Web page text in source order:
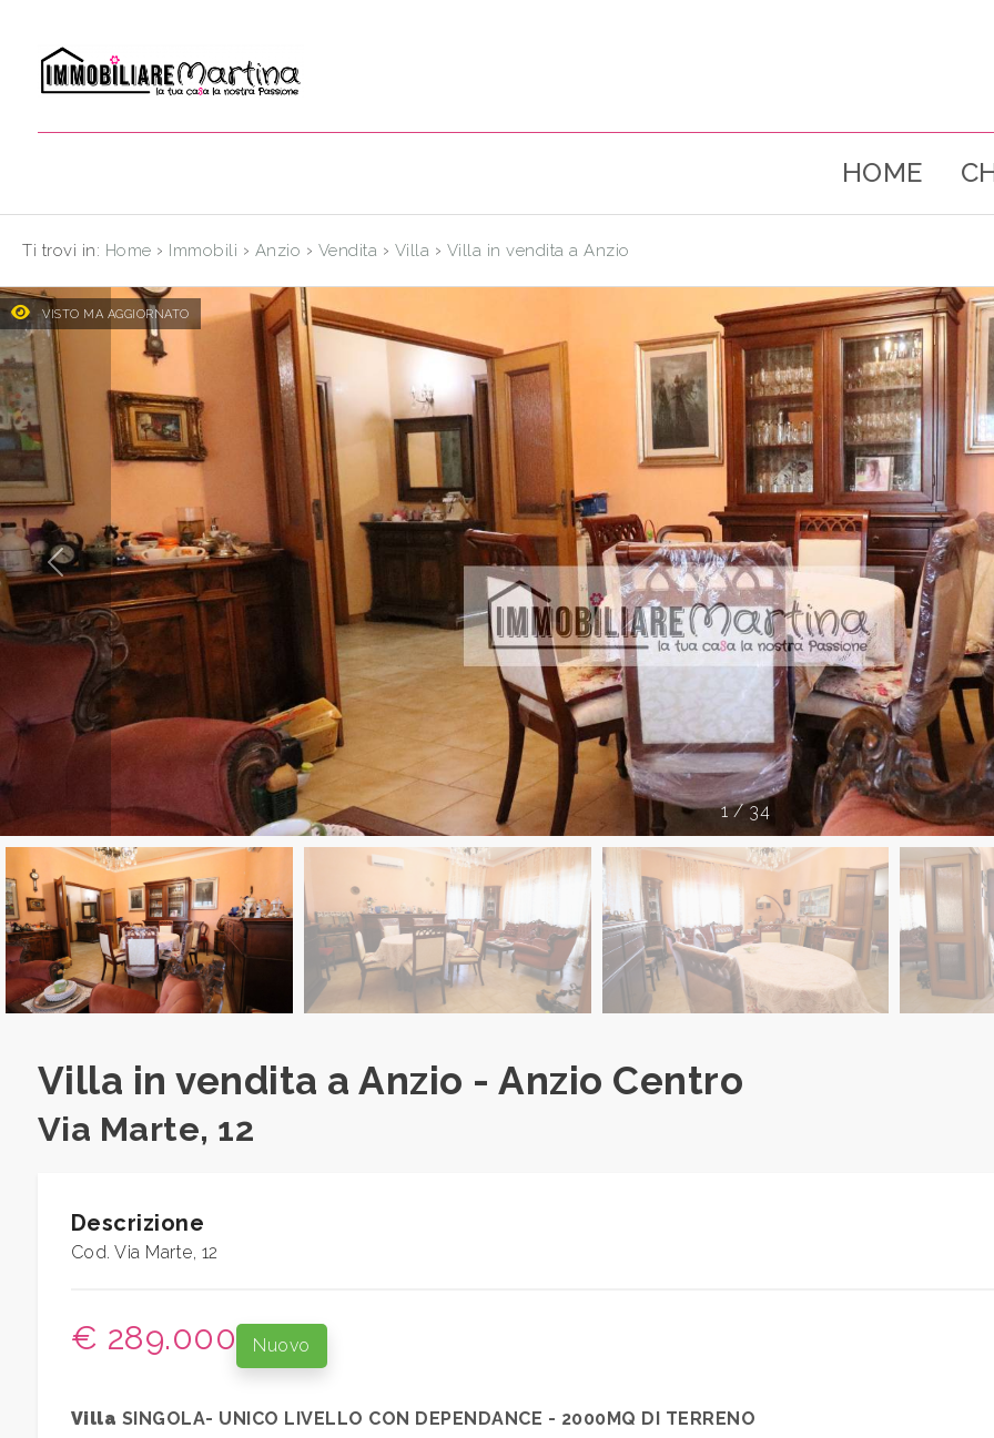
HOME
Ti trovi in: Home › Immobili › Anzio › Vendita › Villa › Villa in vendita a Anzio
VISTO MA AGGIORNATO
1 / 34
Villa in vendita a Anzio - Anzio Centro
Via Marte, 12
Descrizione
Cod. Via Marte, 12
€ 289.000 Nuovo
Villa SINGOLA- UNICO LIVELLO CON DEPENDANCE - 2000MQ DI TERRENO
HOME
CHI
IMMOBILI
CONTATTI
Codice
Vendita
Scegli
dove
cercare
Provincia
Comune
Tipologia
Qualsiasi
Residenziali
Prezzo
Totale